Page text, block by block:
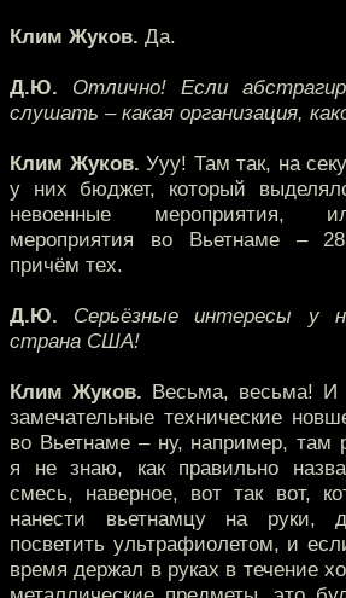
Клим Жуков. Да.
Д.Ю. Отлично! Если
слушать – какая организация,
Клим Жуков. Ууу! Там так, на
у них бюджет, который
невоенные мероприятия,
мероприятия во Вьетнаме –
причём тех.
Д.Ю. Серьёзные интересы у
страна США!
Клим Жуков. Весьма, весьма! И
замечательные технические
во Вьетнаме – ну, например, там
я не знаю, как правильно
смесь, наверное, вот так вот,
нанести вьетнамцу на руки,
посветить ультрафиолетом, и
время держал в руках в течение